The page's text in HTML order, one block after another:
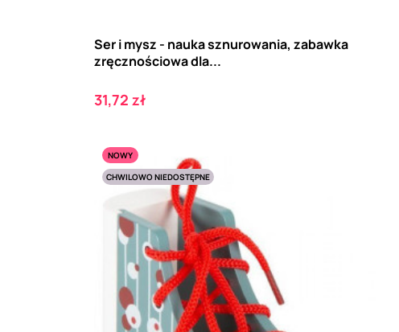
Ser i mysz - nauka sznurowania, zabawka
zręcznościowa dla...
Cena
31,72 zł
NOWY
CHWILOWO NIEDOSTĘPNE